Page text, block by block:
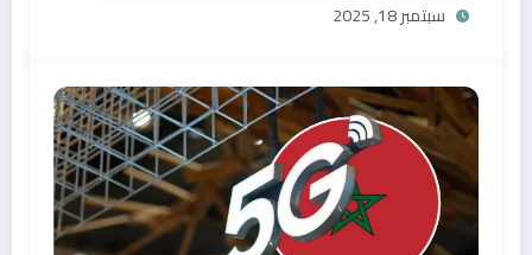
سبتمبر 18, 2025